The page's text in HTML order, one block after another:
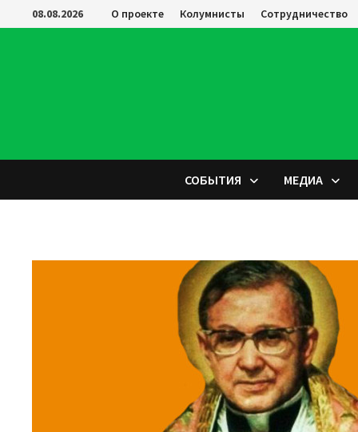
Перейти
к
08.08.2026 О проекте Колумнисты Сотрудничество
СОБЫТИЯ МЕДИА